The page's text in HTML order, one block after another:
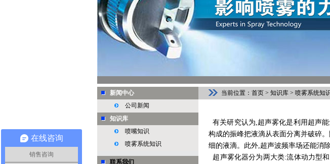
新闻中心
公司新闻
知识库
喷嘴知识
喷雾系统知识
联系我们
当前位置： 首页 > 知识库 > 喷雾系统知
有关研究认为,超声雾化是利用超声
构成的振峰把液滴从表面分离并破碎
细的液滴。此外,超声波频率场还能消
超声雾化器分为两大类:流体动力型
在线咨询
销售咨询